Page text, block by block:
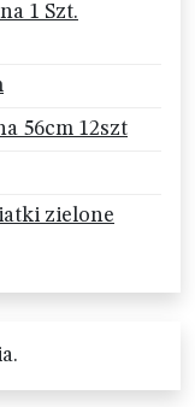
1 Szt.
56cm 12szt
zielone